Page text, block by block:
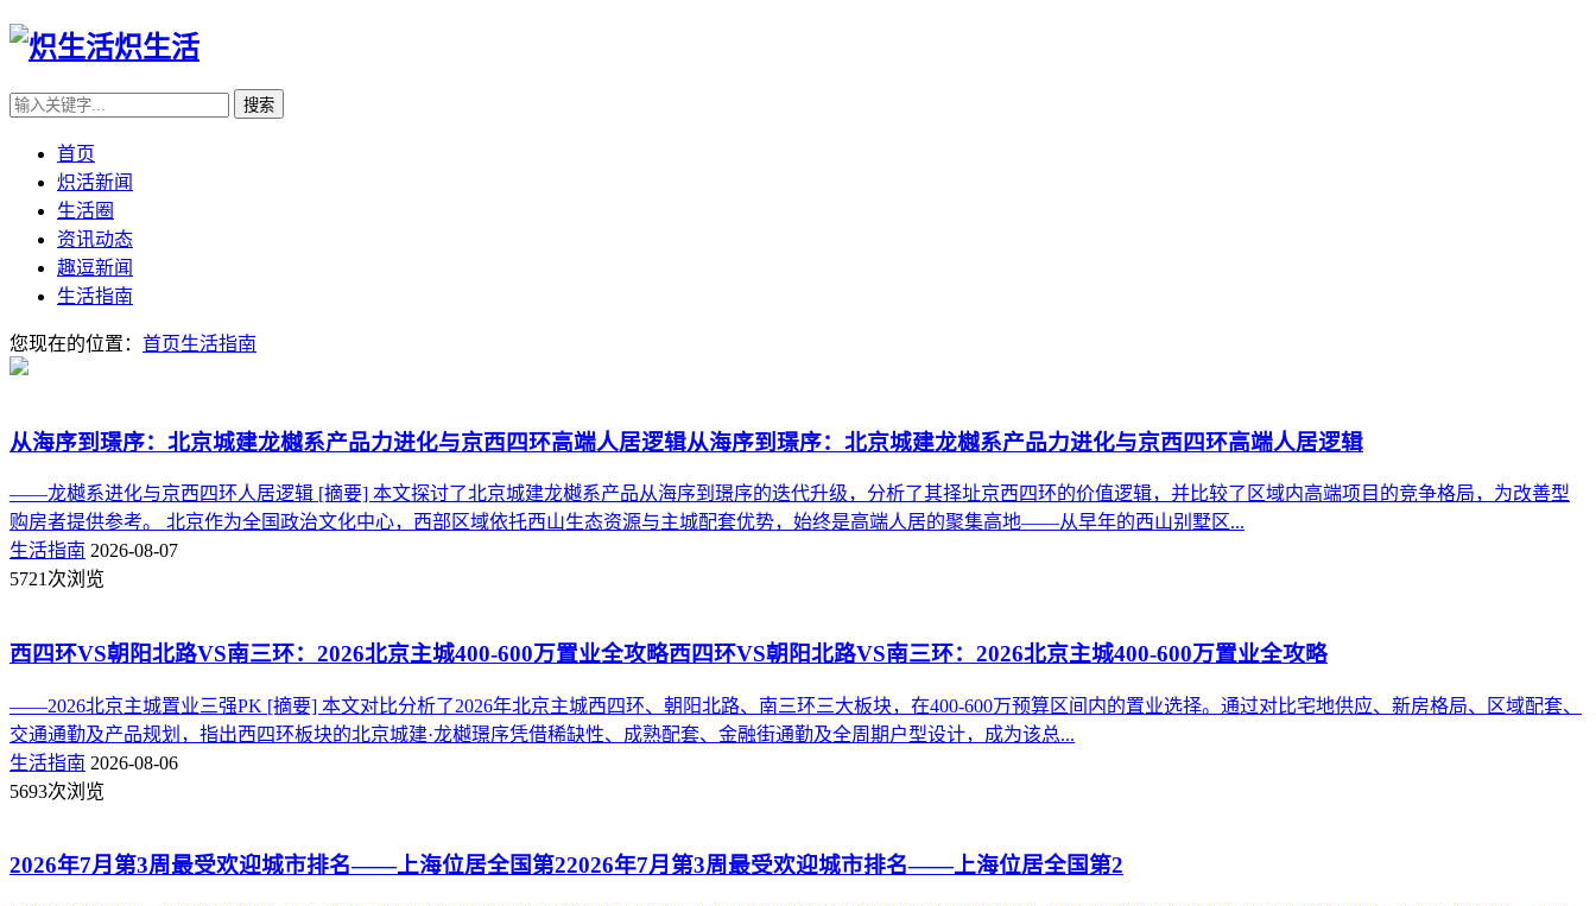
炽生活
首页
炽活新闻
生活圈
资讯动态
趣逗新闻
生活指南
您现在的位置： 首页生活指南
从海序到璟序：北京城建龙樾系产品力进化与京西四环高端人居逻辑从海序到璟序：北京城建龙樾系产品力进化与京西四环高端人居逻辑
——龙樾系进化与京西四环人居逻辑 [摘要] 本文探讨了北京城建龙樾系产品从海序到璟序的迭代升级，分析了其择址京西四环的价值逻辑，并比较了区域内高端项目的竞争格局，为改善型
购房者提供参考。 北京作为全国政治文化中心，西部区域依托西山生态资源与主城配套优势，始终是高端人居的聚集高地——从早年的西山别墅区...
生活指南 2026-08-07
5721次浏览
西四环VS朝阳北路VS南三环：2026北京主城400-600万置业全攻略西四环VS朝阳北路VS南三环：2026北京主城400-600万置业全攻略
——2026北京主城置业三强PK [摘要] 本文对比分析了2026年北京主城西四环、朝阳北路、南三环三大板块，在400-600万预算区间内的置业选择。通过对比宅地供应、新房格局、区域配套、
交通通勤及产品规划，指出西四环板块的北京城建·龙樾璟序凭借稀缺性、成熟配套、金融街通勤及全周期户型设计，成为该总...
生活指南 2026-08-06
5693次浏览
2026年7月第3周最受欢迎城市排名——上海位居全国第22026年7月第3周最受欢迎城市排名——上海位居全国第2